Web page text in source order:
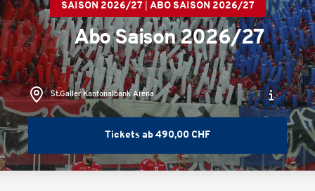
SAISON 2026/27 ABO SAISON 2026/27
Abo Saison 2026/27
St.Galler Kantonalbank Arena
Tickets ab 490,00 CHF